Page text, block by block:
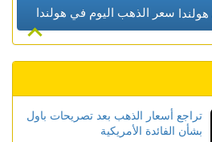
سعر الذهب اليوم في هولندا
تراجع أسعار الذهب بعد تصريحات باول
بشأن الفائدة الأمريكية